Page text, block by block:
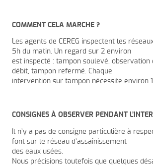
COMMENT CELA MARCHE ?
Les agents de CEREG inspectent les
5h du matin. Un regard sur 2 environ
est inspecté : tampon soulevé, observation
débit, tampon refermé. Chaque
intervention sur tampon nécessite environ
CONSIGNES À OBSERVER PENDANT
Il n’y a pas de consigne particulière à
font sur le réseau d’assainissement
des eaux usées.
Nous précisions toutefois que quelques